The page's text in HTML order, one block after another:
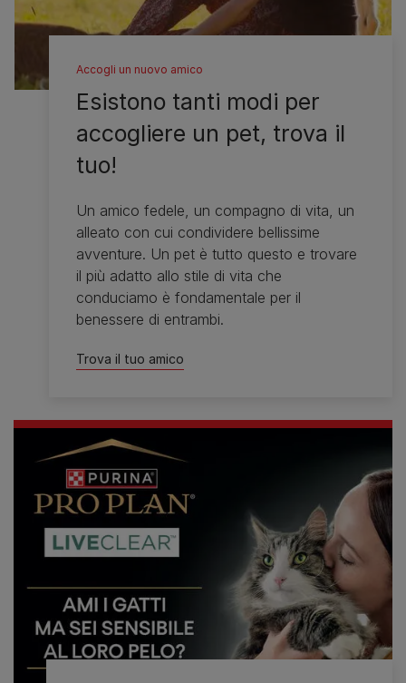
Accogli un nuovo amico
Esistono tanti modi per
accogliere un pet, trova il
tuo!
Un amico fedele, un compagno di vita, un
alleato con cui condividere bellissime
avventure. Un pet è tutto questo e trovare
il più adatto allo stile di vita che
conduciamo è fondamentale per il
benessere di entrambi.
Trova il tuo amico